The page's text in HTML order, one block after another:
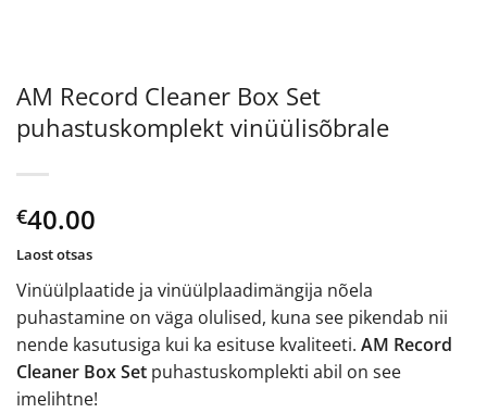
AM Record Cleaner Box Set
puhastuskomplekt vinüülisõbrale
€40.00
Vinüülplaatide ja vinüülplaadimängija nõela
puhastamine on väga olulised, kuna see pikendab nii
nende kasutusiga kui ka esituse kvaliteeti. AM Record
Cleaner Box Set puhastuskomplekti abil on see
imelihtne!
Laost otsas